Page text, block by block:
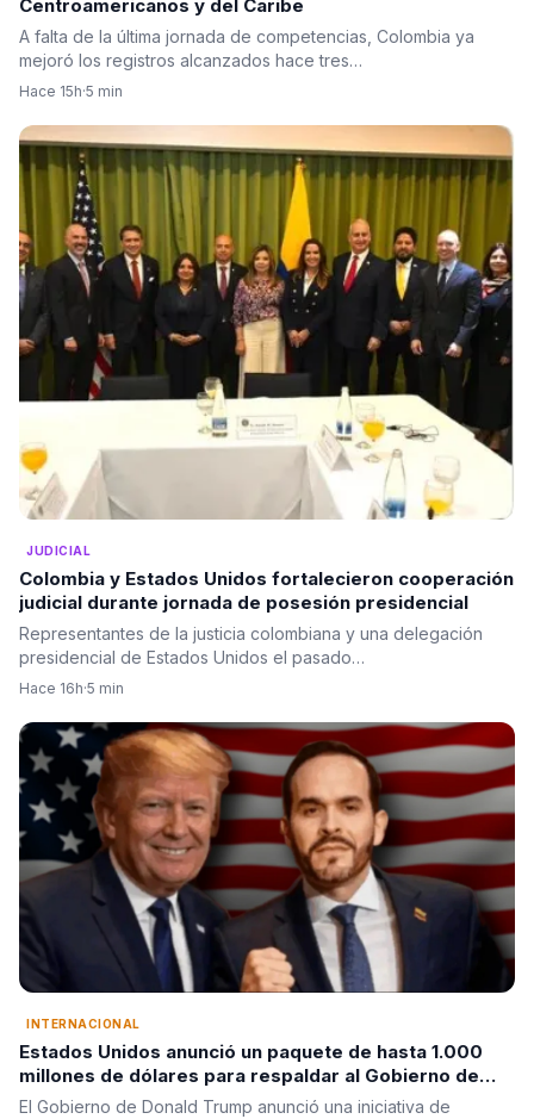
Centroamericanos y del Caribe
A falta de la última jornada de competencias, Colombia ya
mejoró los registros alcanzados hace tres…
Hace 15h·5 min
JUDICIAL
Colombia y Estados Unidos fortalecieron cooperación
judicial durante jornada de posesión presidencial
Representantes de la justicia colombiana y una delegación
presidencial de Estados Unidos el pasado…
Hace 16h·5 min
INTERNACIONAL
Estados Unidos anunció un paquete de hasta 1.000
millones de dólares para respaldar al Gobierno de
Abelardo de la Espriella
El Gobierno de Donald Trump anunció una iniciativa de